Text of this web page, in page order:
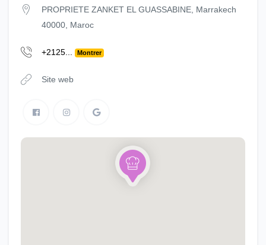
PROPRIETE ZANKET EL GUASSABINE, Marrakech
40000, Maroc
+2125... Montrer
Site web